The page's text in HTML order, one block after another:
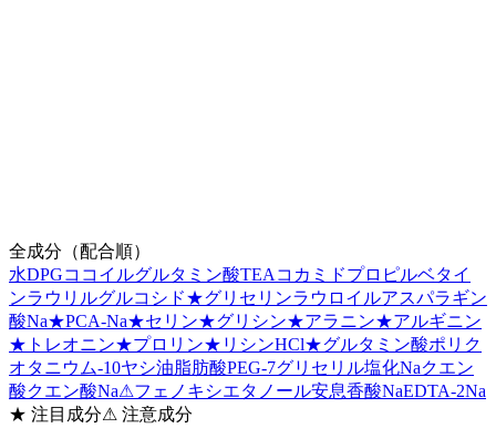
全成分（配合順）
水DPGココイルグルタミン酸TEA コカミドプロピルベタイ
ンラウリルグルコシド★グリセリンラウロイルアスパラギン
酸Na★PCA-Na★セリン★グリシン★アラニン★アルギニン
★ トレオニン★プロリン★ リシンHCl★グルタミン酸ポリク
オタニウム-10ヤシ油脂肪酸PEG-7グリセリル塩化Naクエン
酸クエン酸Na⚠フェノキシエタノール安息香酸NaEDTA-2Na
★ 注目成分⚠ 注意成分